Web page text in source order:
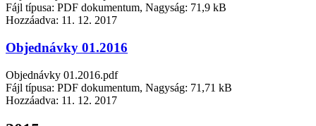
Fájl típusa: PDF dokumentum, Nagyság: 71,9 kB
Hozzáadva: 11. 12. 2017
Objednávky 01.2016
Objednávky 01.2016.pdf
Fájl típusa: PDF dokumentum, Nagyság: 71,71 kB
Hozzáadva: 11. 12. 2017